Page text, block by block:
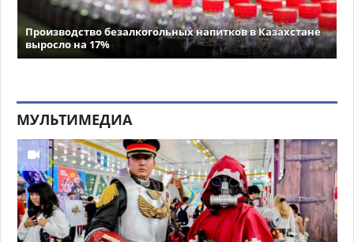
Производство безалкогольных напитков в Казахстане
выросло на 17%
МУЛЬТИМЕДИА